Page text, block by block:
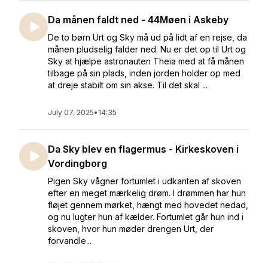
Da månen faldt ned - 44Møen i Askeby
De to børn Urt og Sky må ud på lidt af en rejse, da
månen pludselig falder ned. Nu er det op til Urt og
Sky at hjælpe astronauten Theia med at få månen
tilbage på sin plads, inden jorden holder op med
at dreje stabilt om sin akse. Til det skal ...
July 07, 2025• 14:35
Da Sky blev en flagermus - Kirkeskoven i
Vordingborg
Pigen Sky vågner fortumlet i udkanten af skoven
efter en meget mærkelig drøm. I drømmen har hun
fløjet gennem mørket, hængt med hovedet nedad,
og nu lugter hun af kælder. Fortumlet går hun ind i
skoven, hvor hun møder drengen Urt, der
forvandle...